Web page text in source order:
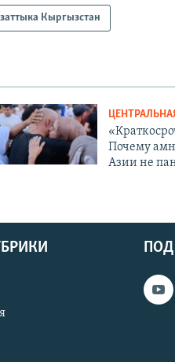
Кыргызстан
Почему
Азии не